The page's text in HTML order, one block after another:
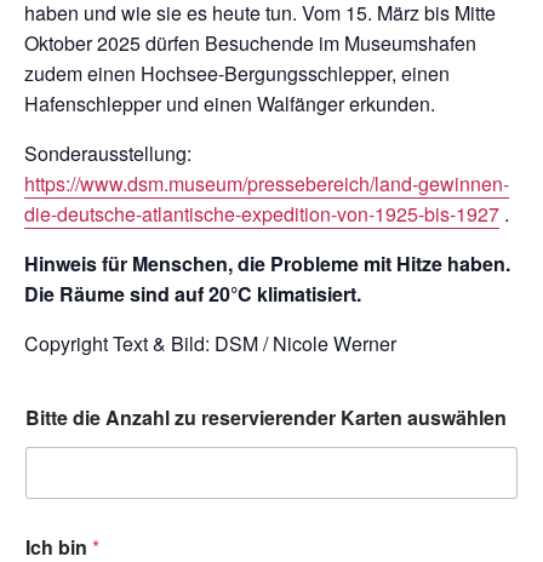
haben und wie sie es heute tun. Vom 15. März bis Mitte
Oktober 2025 dürfen Besuchende im Museumshafen
zudem einen Hochsee-Bergungsschlepper, einen
Hafenschlepper und einen Walfänger erkunden.
Sonderausstellung:
https://www.dsm.museum/pressebereich/land-gewinnen-
die-deutsche-atlantische-expedition-von-1925-bis-1927 .
Hinweis für Menschen, die Probleme mit Hitze haben.
Die Räume sind auf 20°C klimatisiert.
Copyright Text & Bild: DSM / Nicole Werner
Bitte die Anzahl zu reservierender Karten auswählen
Ich bin *